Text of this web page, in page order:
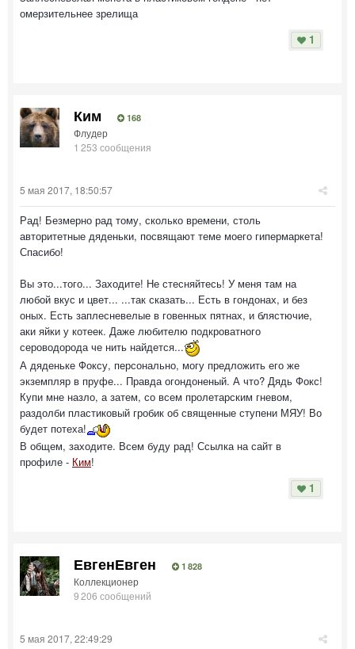
омерзительнее зрелища
1
Ким 168
Флудер
1 253 сообщения
5 мая 2017, 18:50:57
Рад! Безмерно рад тому, сколько времени, столь
авторитетные дяденьки, посвящают теме моего гипермаркета!
Спасибо!
Вы это...того... Заходите! Не стесняйтесь! У меня там на
любой вкус и цвет... ...так сказать... Есть в гондонах, и без
оных. Есть заплесневелые в говенных пятнах, и блястючие,
аки яйки у котеек. Даже любителю подкроватного
сероводорода че нить найдется...
А дяденьке Фоксу, персонально, могу предложить его же
экземпляр в пруфе... Правда огондоненый. А что? Дядь Фокс!
Купи мне назло, а затем, со всем пролетарским гневом,
раздолби пластиковый гробик об священные ступени МЯУ! Во
будет потеха!
В общем, заходите. Всем буду рад! Ссылка на сайт в
профиле - Ким!
1
ЕвгенЕвген 1 828
Коллекционер
9 206 сообщений
5 мая 2017, 22:49:29